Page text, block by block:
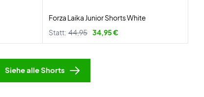
Forza Laika Junior Shorts White
Statt: 44,95 34,95 €
Siehe alle Shorts